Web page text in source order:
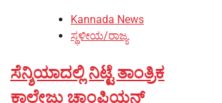
Kannada News
ಸ್ಥಳೀಯ/ರಾಜ್ಯ
ಸೆನ್ಶಿಯಾದಲ್ಲಿ ನಿಟ್ಟೆ ತಾಂತ್ರಿಕ
ಕಾಲೇಜು ಚಾಂಪಿಯನ್